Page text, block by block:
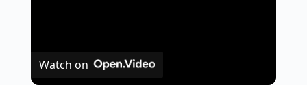
Watch on